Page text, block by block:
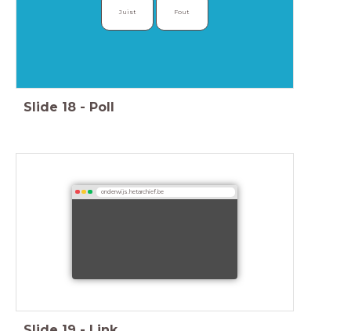
Juist Fout
Slide 18 - Poll
onderwijs.hetarchief.be